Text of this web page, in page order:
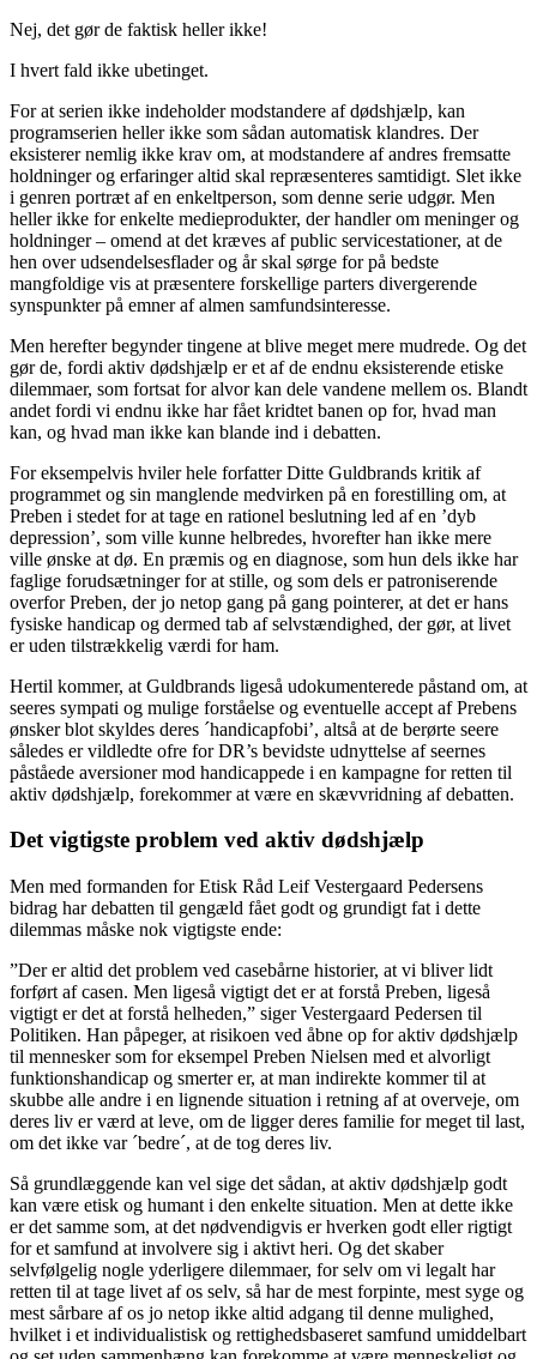
Nej, det gør de faktisk heller ikke!
I hvert fald ikke ubetinget.
For at serien ikke indeholder modstandere af dødshjælp, kan
programserien heller ikke som sådan automatisk klandres. Der
eksisterer nemlig ikke krav om, at modstandere af andres fremsatte
holdninger og erfaringer altid skal repræsenteres samtidigt. Slet ikke
i genren portræt af en enkeltperson, som denne serie udgør. Men
heller ikke for enkelte medieprodukter, der handler om meninger og
holdninger – omend at det kræves af public servicestationer, at de
hen over udsendelsesflader og år skal sørge for på bedste
mangfoldige vis at præsentere forskellige parters divergerende
synspunkter på emner af almen samfundsinteresse.
Men herefter begynder tingene at blive meget mere mudrede. Og det
gør de, fordi aktiv dødshjælp er et af de endnu eksisterende etiske
dilemmaer, som fortsat for alvor kan dele vandene mellem os. Blandt
andet fordi vi endnu ikke har fået kridtet banen op for, hvad man
kan, og hvad man ikke kan blande ind i debatten.
For eksempelvis hviler hele forfatter Ditte Guldbrands kritik af
programmet og sin manglende medvirken på en forestilling om, at
Preben i stedet for at tage en rationel beslutning led af en ’dyb
depression’, som ville kunne helbredes, hvorefter han ikke mere
ville ønske at dø. En præmis og en diagnose, som hun dels ikke har
faglige forudsætninger for at stille, og som dels er patroniserende
overfor Preben, der jo netop gang på gang pointerer, at det er hans
fysiske handicap og dermed tab af selvstændighed, der gør, at livet
er uden tilstrækkelig værdi for ham.
Hertil kommer, at Guldbrands ligeså udokumenterede påstand om, at
seeres sympati og mulige forståelse og eventuelle accept af Prebens
ønsker blot skyldes deres ´handicapfobi’, altså at de berørte seere
således er vildledte ofre for DR’s bevidste udnyttelse af seernes
påståede aversioner mod handicappede i en kampagne for retten til
aktiv dødshjælp, forekommer at være en skævvridning af debatten.
Det vigtigste problem ved aktiv dødshjælp
Men med formanden for Etisk Råd Leif Vestergaard Pedersens
bidrag har debatten til gengæld fået godt og grundigt fat i dette
dilemmas måske nok vigtigste ende:
”Der er altid det problem ved casebårne historier, at vi bliver lidt
forført af casen. Men ligeså vigtigt det er at forstå Preben, ligeså
vigtigt er det at forstå helheden,” siger Vestergaard Pedersen til
Politiken. Han påpeger, at risikoen ved åbne op for aktiv dødshjælp
til mennesker som for eksempel Preben Nielsen med et alvorligt
funktionshandicap og smerter er, at man indirekte kommer til at
skubbe alle andre i en lignende situation i retning af at overveje, om
deres liv er værd at leve, om de ligger deres familie for meget til last,
om det ikke var ´bedre´, at de tog deres liv.
Så grundlæggende kan vel sige det sådan, at aktiv dødshjælp godt
kan være etisk og humant i den enkelte situation. Men at dette ikke
er det samme som, at det nødvendigvis er hverken godt eller rigtigt
for et samfund at involvere sig i aktivt heri. Og det skaber
selvfølgelig nogle yderligere dilemmaer, for selv om vi legalt har
retten til at tage livet af os selv, så har de mest forpinte, mest syge og
mest sårbare af os jo netop ikke altid adgang til denne mulighed,
hvilket i et individualistisk og rettighedsbaseret samfund umiddelbart